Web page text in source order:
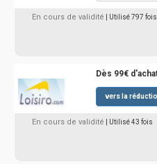
En cours de validité | Utilisé 797 fois
Dès 99€
vers la
En cours de validité | Utilisé 43 fois